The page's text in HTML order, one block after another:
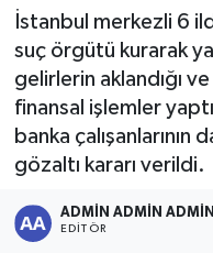
İstanbul merkezli 6
suç örgütü kurarak
gelirlerin aklandığı
finansal işlemler
banka çalışanlarının
gözaltı kararı verildi.
ADMİN ADMİN ADMİN
EDITÖR
Genel
Gündem
Magazin
Haber Arşivi